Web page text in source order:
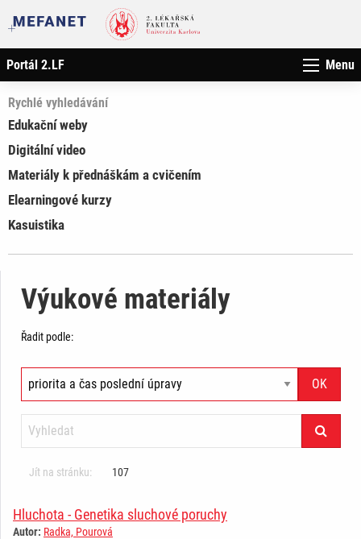
Portál 2.LF Menu
Rychlé vyhledávání
Edukační weby
Digitální video
Materiály k přednáškám a cvičením
Elearningové kurzy
Kasuistika
Výukové materiály
Řadit podle:
Jít na stránku: 107
Hluchota - Genetika sluchové poruchy
Autor: Radka, Pourová